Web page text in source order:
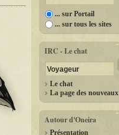
... sur Portail
... sur tous les sites
IRC - Le chat
Le chat
La page des nouveaux
Autour d'Oneira
Présentation